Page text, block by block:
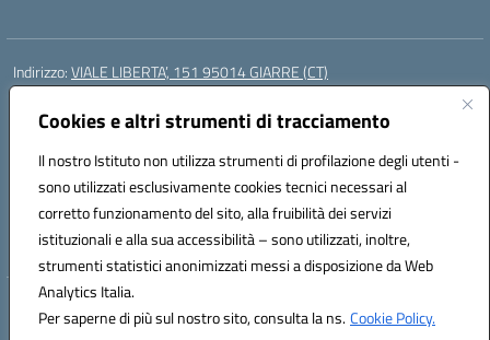
Cookies e altri strumenti di tracciamento
Il nostro Istituto non utilizza strumenti di profilazione degli utenti -
sono utilizzati esclusivamente cookies tecnici necessari al
corretto funzionamento del sito, alla fruibilità dei servizi
istituzionali e alla sua accessibilità – sono utilizzati, inoltre,
strumenti statistici anonimizzati messi a disposizione da Web
Analytics Italia.
Per saperne di più sul nostro sito, consulta la ns.Cookie Policy.
Indirizzo:VIALE LIBERTA’, 151 95014 GIARRE (CT)
Centralino:
Posta elettronica certificata (PEC):ctmm151004@pec.istruzione.it
Codice fiscale: 92032760875
Codice meccanografico:CTMM151004
Codice Indice delle Pubbliche Amministrazioni (IPA): cpiacd
Codice unico di fatturazione (CUF): UF783Q
Hosting & Powered by 3D Solution S.r.l.
Concept & Design by Designers Italia